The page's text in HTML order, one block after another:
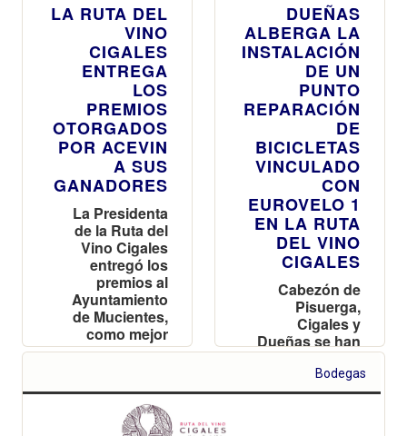
LA RUTA DEL
VINO
CIGALES
ENTREGA
LOS
PREMIOS
OTORGADOS
POR ACEVIN
A SUS
GANADORES
La Presidenta
de la Ruta del
Vino Cigales
entregó los
premios al
Ayuntamiento
de Mucientes,
como mejor
municipio
Abejas del
Cerrato,
DUEÑAS
ALBERGA LA
INSTALACIÓN
DE UN
PUNTO
REPARACIÓN
DE
BICICLETAS
VINCULADO
CON
EUROVELO 1
EN LA RUTA
DEL VINO
CIGALES
Cabezón de
Pisuerga,
Cigales y
Dueñas se han
adherido como
municipios
Eurovelo para
Bodegas